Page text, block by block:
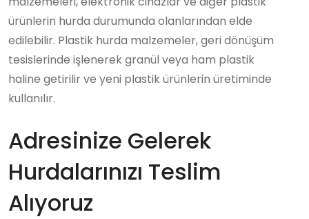
ürünlerin hurda durumunda olanlarından elde
edilebilir. Plastik hurda malzemeler, geri dönüşüm
tesislerinde işlenerek granül veya ham plastik
haline getirilir ve yeni plastik ürünlerin üretiminde
kullanılır.
Adresinize Gelerek
Hurdalarınızı Teslim
Alıyoruz